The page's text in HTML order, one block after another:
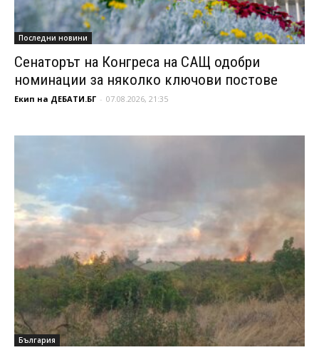
Последни новини
Сенаторът на Конгреса на САЩ одобри
номинации за няколко ключови постове
Екип на ДЕБАТИ.БГ - 07.08.2026, 21:35
България